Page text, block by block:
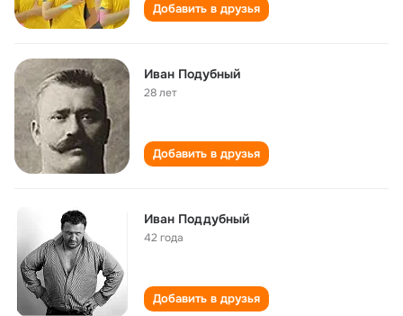
Добавить в друзья
Иван Подубный
28 лет
Добавить в друзья
Иван Поддубный
42 года
Добавить в друзья